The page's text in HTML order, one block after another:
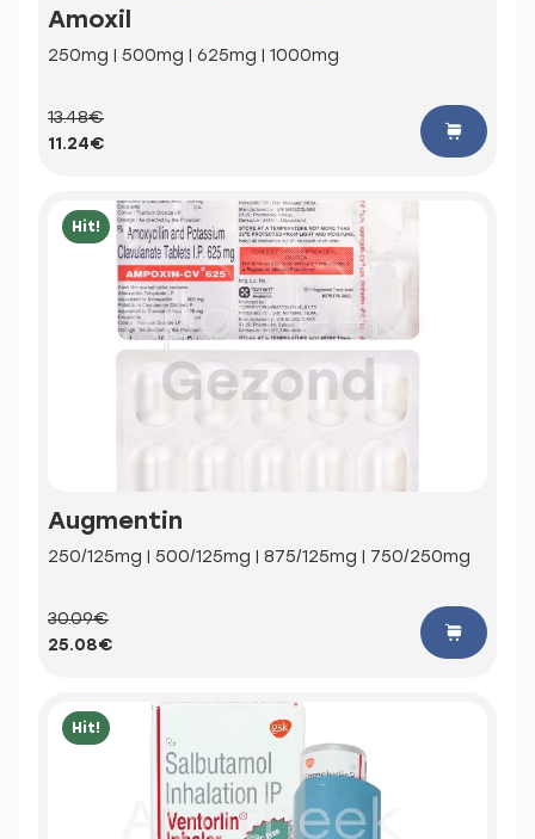
Amoxil
250mg | 500mg | 625mg | 1000mg
13.48€
11.24€
Hit!
Augmentin
250/125mg | 500/125mg | 875/125mg | 750/250mg
30.09€
25.08€
Hit!